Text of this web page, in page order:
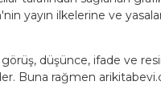
ilkelerine ve
düşünce, ifade ve
Buna rağmen